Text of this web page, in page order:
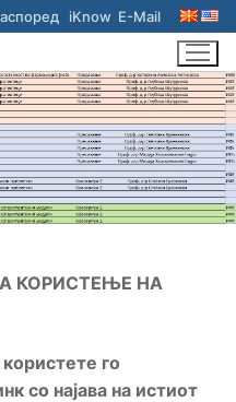
iKnow E-Mail
КОРИСТЕЊЕ НА
го
со најава на истиот